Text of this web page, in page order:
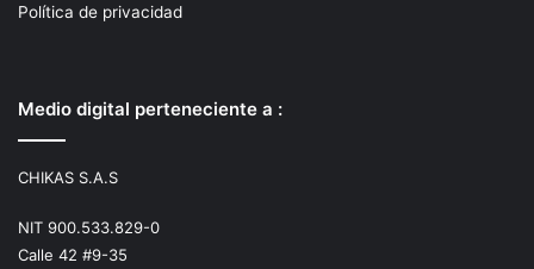
Política de privacidad
Medio digital perteneciente a :
CHIKAS S.A.S
NIT 900.533.829-0
Calle 42 #9-35